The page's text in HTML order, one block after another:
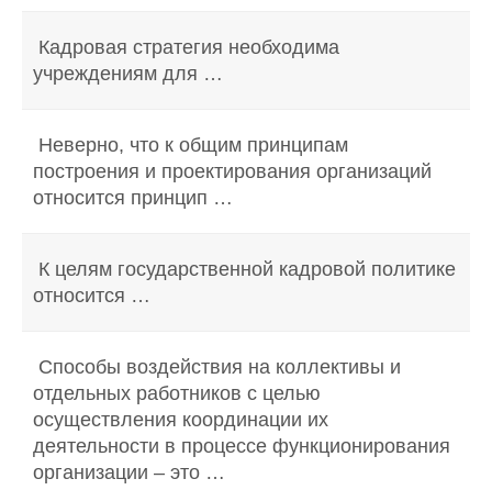
Кадровая стратегия необходима
учреждениям для …
Неверно, что к общим принципам
построения и проектирования организаций
относится принцип …
К целям государственной кадровой политике
относится …
Способы воздействия на коллективы и
отдельных работников с целью
осуществления координации их
деятельности в процессе функционирования
организации – это …